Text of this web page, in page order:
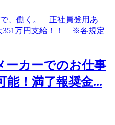
ーカーでのお仕事
能！満了報奨金...